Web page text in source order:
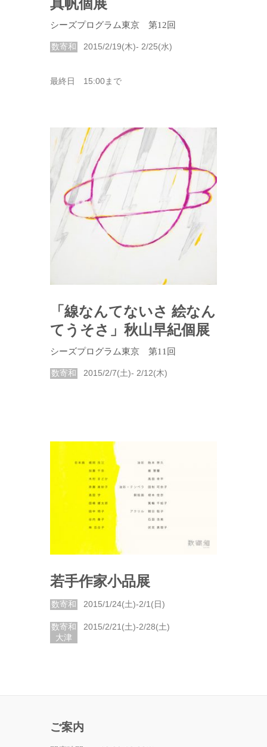
真帆個展
シーズプログラム東京 第12回
数寄和 2015/2/19(木)- 2/25(水)
最終日 15:00まで
「線なんてないさ 絵なん
てうそさ」秋山早紀個展
シーズプログラム東京 第11回
数寄和 2015/2/7(土)- 2/12(木)
若手作家小品展
数寄和 2015/1/24(土)-2/1(日)
数寄和
大津
2015/2/21(土)-2/28(土)
ご案内